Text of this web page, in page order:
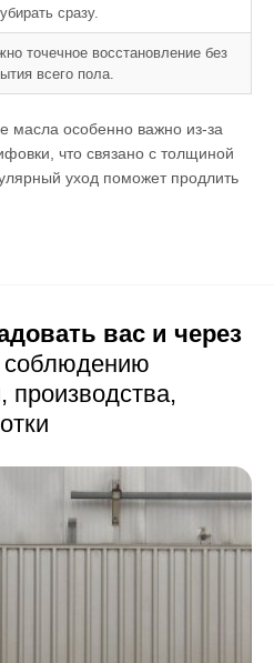
сразу.
точечное восстановление без
всего пола.
масла особенно важно из-за
что связано с толщиной
уход поможет продлить
вас и через
соблюдению
производства,